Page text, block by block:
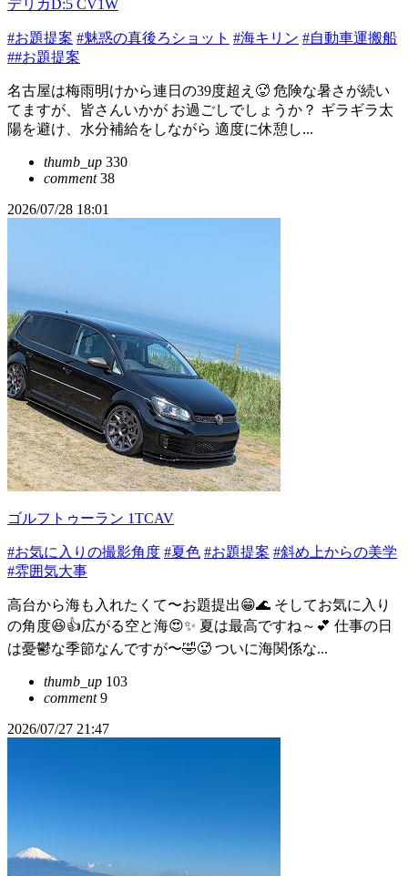
デリカD:5 CV1W
#お題提案 #魅惑の真後ろショット #海キリン #自動車運搬船
##お題提案
名古屋は梅雨明けから連日の39度超え🥵 危険な暑さが続い
てますが、皆さんいかが お過ごしでしょうか？ ギラギラ太
陽を避け、水分補給をしながら 適度に休憩し...
thumb_up 330
comment38
2026/07/28 18:01
ゴルフトゥーラン 1TCAV
#お気に入りの撮影角度 #夏色 #お題提案 #斜め上からの美学
#雰囲気大事
高台から海も入れたくて〜お題提出😁🌊 そしてお気に入り
の角度😆👍広がる空と海😍✨ 夏は最高ですね～💕 仕事の日
は憂鬱な季節なんですが〜🤣🥵 ついに海関係な...
thumb_up 103
comment9
2026/07/27 21:47